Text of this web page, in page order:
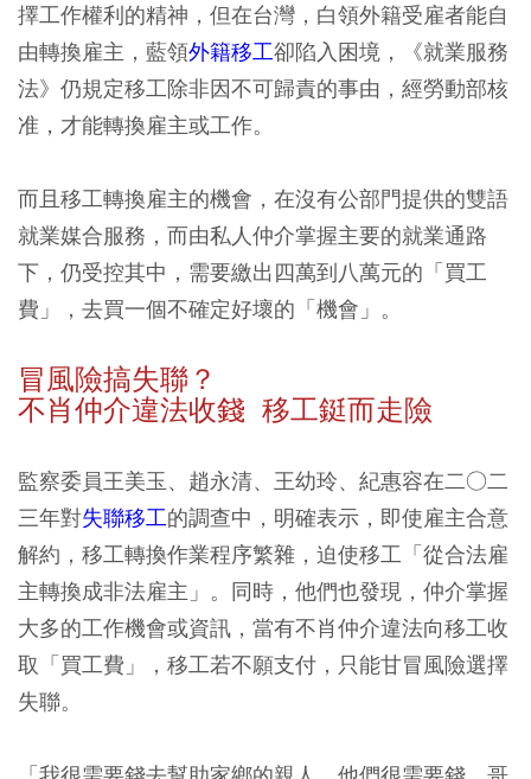
擇工作權利的精神，但在台灣，白領外籍受雇者能自
由轉換雇主，藍領外籍移工卻陷入困境，《就業服務
法》仍規定移工除非因不可歸責的事由，經勞動部核
准，才能轉換雇主或工作。
而且移工轉換雇主的機會，在沒有公部門提供的雙語
就業媒合服務，而由私人仲介掌握主要的就業通路
下，仍受控其中，需要繳出四萬到八萬元的「買工
費」，去買一個不確定好壞的「機會」。
冒風險搞失聯？
不肖仲介違法收錢 移工鋌而走險
監察委員王美玉、趙永清、王幼玲、紀惠容在二○二
三年對失聯移工的調查中，明確表示，即使雇主合意
解約，移工轉換作業程序繁雜，迫使移工「從合法雇
主轉換成非法雇主」。同時，他們也發現，仲介掌握
大多的工作機會或資訊，當有不肖仲介違法向移工收
取「買工費」，移工若不願支付，只能甘冒風險選擇
失聯。